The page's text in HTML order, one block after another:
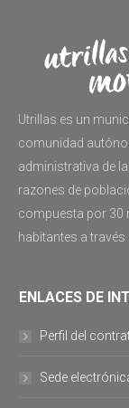
Utrillas es un
comunidad
administrativa de
razones de
compuesta por 30
habitantes a
ENLACES DE
Perfil del
Sede